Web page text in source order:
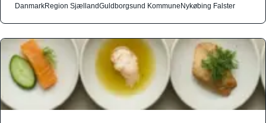
DanmarkRegion SjællandGuldborgsund KommuneNykøbing Falster